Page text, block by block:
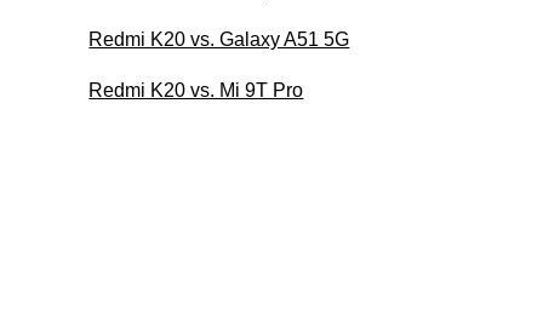
Redmi K20 vs. Galaxy A51 5G
Redmi K20 vs. Mi 9T Pro